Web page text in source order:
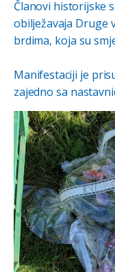
Članovi historijske
obilježavaja Druge
brdima, koja su
Manifestaciji je
zajedno sa